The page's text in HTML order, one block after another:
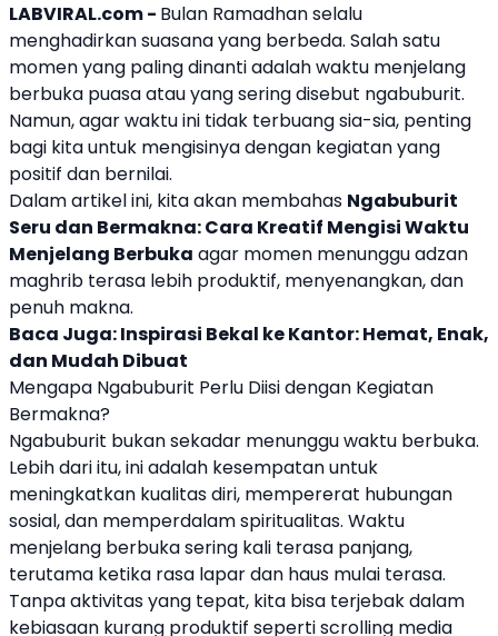
LABVIRAL.com - Bulan Ramadhan selalu
menghadirkan suasana yang berbeda. Salah satu
momen yang paling dinanti adalah waktu menjelang
berbuka puasa atau yang sering disebut ngabuburit.
Namun, agar waktu ini tidak terbuang sia-sia, penting
bagi kita untuk mengisinya dengan kegiatan yang
positif dan bernilai.
Dalam artikel ini, kita akan membahas Ngabuburit
Seru dan Bermakna: Cara Kreatif Mengisi Waktu
Menjelang Berbuka agar momen menunggu adzan
maghrib terasa lebih produktif, menyenangkan, dan
penuh makna.
Baca Juga:Inspirasi Bekal ke Kantor: Hemat, Enak,
dan Mudah Dibuat
Mengapa Ngabuburit Perlu Diisi dengan Kegiatan
Bermakna?
Ngabuburit bukan sekadar menunggu waktu berbuka.
Lebih dari itu, ini adalah kesempatan untuk
meningkatkan kualitas diri, mempererat hubungan
sosial, dan memperdalam spiritualitas. Waktu
menjelang berbuka sering kali terasa panjang,
terutama ketika rasa lapar dan haus mulai terasa.
Tanpa aktivitas yang tepat, kita bisa terjebak dalam
kebiasaan kurang produktif seperti scrolling media